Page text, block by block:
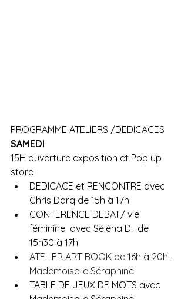
PROGRAMME ATELIERS /DEDICACES
SAMEDI
15H ouverture exposition et Pop up
store
DEDICACE et RENCONTRE avec
Chris Darq de 15h à 17h
CONFERENCE DEBAT/ vie
féminine  avec Séléna D.  de
15h30 à 17h
ATELIER ART BOOK de 16h à 20h -
Mademoiselle Séraphine
TABLE DE JEUX DE MOTS avec